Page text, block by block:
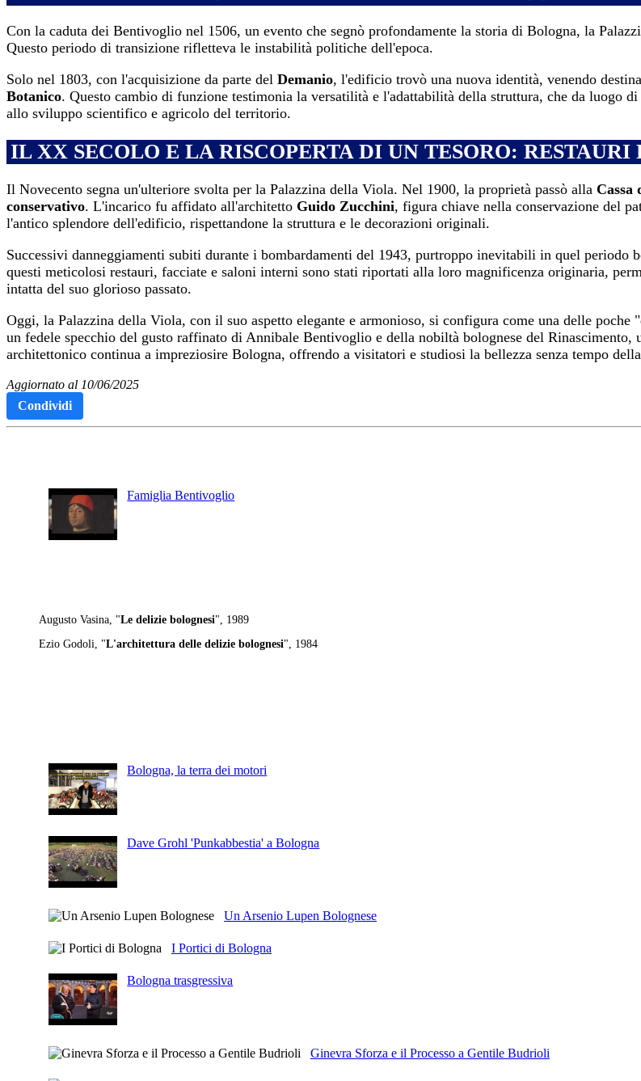
Con la caduta dei Bentivoglio nel 1506, un evento che segnò profondamente la storia di Bologna, la
Questo periodo di transizione rifletteva le instabilità politiche dell'epoca.
Solo nel 1803, con l'acquisizione da parte del Demanio, l'edificio trovò una nuova identità, venendo
Botanico. Questo cambio di funzione testimonia la versatilità e l'adattabilità della struttura, che da luogo
allo sviluppo scientifico e agricolo del territorio.
IL XX SECOLO E LA RISCOPERTA DI UN TESORO: RESTAURI
Il Novecento segna un'ulteriore svolta per la Palazzina della Viola. Nel 1900, la proprietà passò alla Cassa
conservativo. L'incarico fu affidato all'architetto Guido Zucchini, figura chiave nella conservazione del
l'antico splendore dell'edificio, rispettandone la struttura e le decorazioni originali.
Successivi danneggiamenti subiti durante i bombardamenti del 1943, purtroppo inevitabili in quel periodo
questi meticolosi restauri, facciate e saloni interni sono stati riportati alla loro magnificenza originaria,
intatta del suo glorioso passato.
Oggi, la Palazzina della Viola, con il suo aspetto elegante e armonioso, si configura come una delle
un fedele specchio del gusto raffinato di Annibale Bentivoglio e della nobiltà bolognese del
architettonico continua a impreziosire Bologna, offrendo a visitatori e studiosi la bellezza senza tempo
Aggiornato al 10/06/2025
Condividi
Famiglia Bentivoglio
Augusto Vasina, "Le delizie bolognesi", 1989
Ezio Godoli, "L'architettura delle delizie bolognesi", 1984
Bologna, la terra dei motori
Dave Grohl 'Punkabbestia' a Bologna
Un Arsenio Lupen Bolognese
I Portici di Bologna
Bologna trasgressiva
Ginevra Sforza e il Processo a Gentile Budrioli